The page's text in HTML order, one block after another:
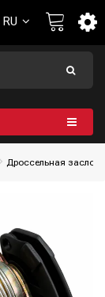
RU
Дроссельная